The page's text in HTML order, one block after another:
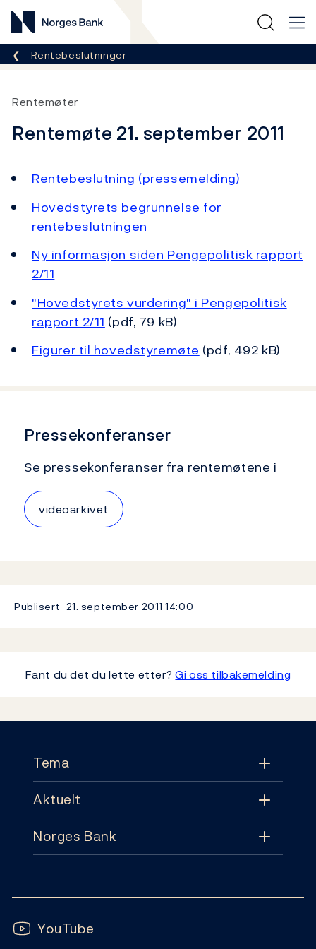
Norges Bank
Her er du nå:
Rentebeslutninger
Rentemøter
Rentemøte 21. september 2011
Rentebeslutning (pressemelding)
Hovedstyrets begrunnelse for
rentebeslutningen
Ny informasjon siden Pengepolitisk rapport
2/11
"Hovedstyrets vurdering" i Pengepolitisk
rapport 2/11 (pdf, 79 kB)
Figurer til hovedstyremøte (pdf, 492 kB)
Pressekonferanser
Se pressekonferanser fra rentemøtene i
videoarkivet
Publisert 21. september 201114:00
Fant du det du lette etter?Gi oss tilbakemelding
Tema
Tema
Pengepolitikk
Sedler og mynter
Aktuelt
Aktuelt
Publikasjoner
Norges Bank
Abonnement
Følg oss:
YouTube